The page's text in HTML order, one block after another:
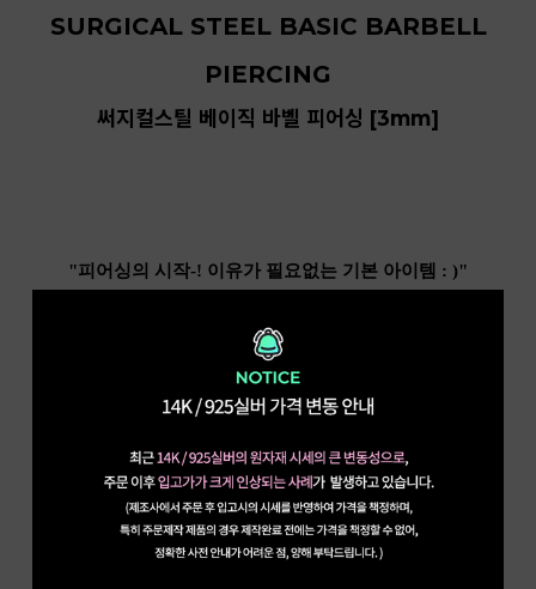
SURGICAL STEEL BASIC BARBELL
PIERCING
써지컬스틸 베이직 바벨 피어싱 [3mm]
"피어싱의 시작-! 이유가 필요없는 기본 아이템 : )"
. . .
베이직하고 심플한
써지컬 스틸 소재의
모든 유닛이
분리 가능한 제품으로
어떤 룩이든
다양하게 스타일링 할 수 있는